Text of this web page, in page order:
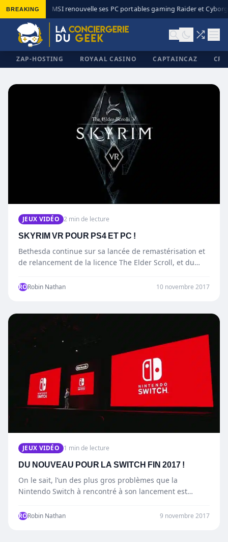
BREAKING MSI renouvelle ses PC portables gaming Raider et
ZAP-HOSTING ROYAAL CASINO CAPTAINCAZ
JEUX VIDÉO 2 min de lecture
SKYRIM VR POUR PS4 ET PC !
Bethesda continue sur sa lancée de remastérisation et
de relancement de la licence The Elder Scroll, et du…
RORobin Nathan 10 novembre 2017
JEUX VIDÉO 1 min de lecture
DU NOUVEAU POUR LA SWITCH FIN 2017 !
On le sait, l’un des plus gros problèmes que la
Nintendo Switch à rencontré à son lancement est…
RORobin Nathan 9 novembre 2017